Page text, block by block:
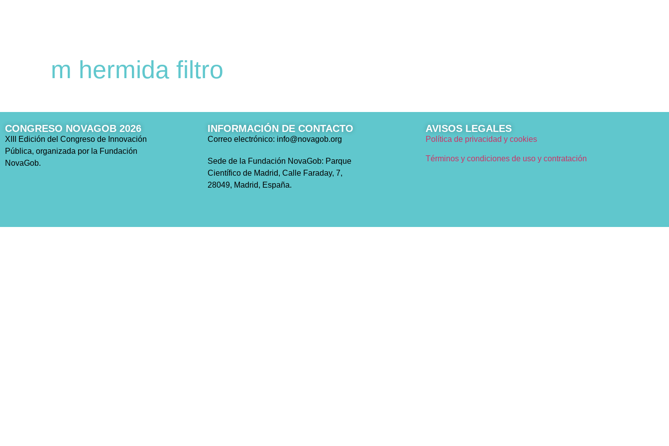
m hermida filtro
CONGRESO NOVAGOB 2026
XIII Edición del Congreso de Innovación
Pública, organizada por la Fundación
NovaGob.
INFORMACIÓN DE CONTACTO
Correo electrónico: info@novagob.org
Sede de la Fundación NovaGob: Parque
Científico de Madrid, Calle Faraday, 7,
28049, Madrid, España.
AVISOS LEGALES
Política de privacidad y cookies
Términos y condiciones de uso y contratación